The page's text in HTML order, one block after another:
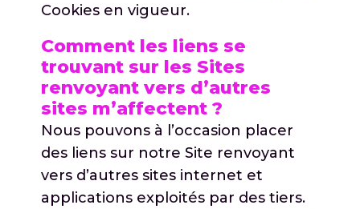
Cookies en vigueur.
Comment les liens se
trouvant sur les Sites
renvoyant vers d’autres
sites m’affectent ?
Nous pouvons à l’occasion placer
des liens sur notre Site renvoyant
vers d’autres sites internet et
applications exploités par des tiers.